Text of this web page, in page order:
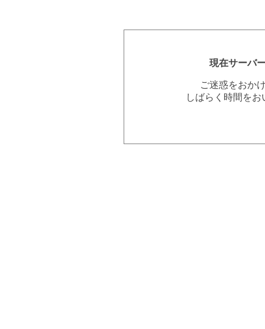
現在サーバ
ご迷惑をおか
しばらく時間を